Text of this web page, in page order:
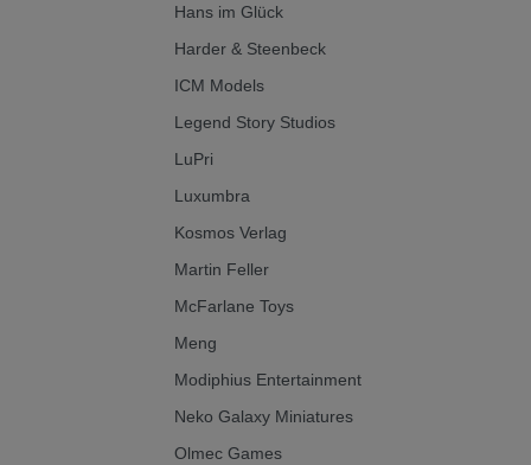
Hans im Glück
Harder & Steenbeck
ICM Models
Legend Story Studios
LuPri
Luxumbra
Kosmos Verlag
Martin Feller
McFarlane Toys
Meng
Modiphius Entertainment
Neko Galaxy Miniatures
Olmec Games